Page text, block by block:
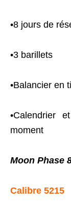
•8 jours de
•3 barillets
•Balancier en
•Calendrier
moment
Moon Phase
Calibre 5215